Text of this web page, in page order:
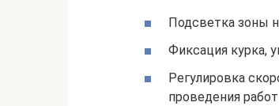
Подсветка зоны
Фиксация курка,
Регулировка
проведения работ